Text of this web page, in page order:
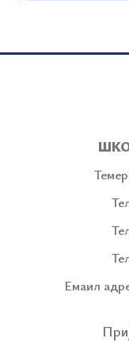
Емаил